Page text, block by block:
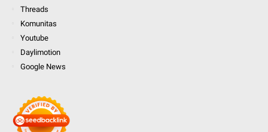
Threads
Komunitas
Youtube
Daylimotion
Google News